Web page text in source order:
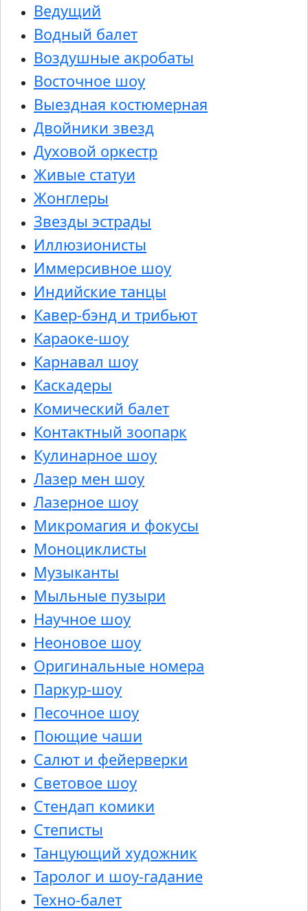
Ведущий
Водный балет
Воздушные акробаты
Восточное шоу
Выездная костюмерная
Двойники звезд
Духовой оркестр
Живые статуи
Жонглеры
Звезды эстрады
Иллюзионисты
Иммерсивное шоу
Индийские танцы
Кавер-бэнд и трибьют
Караоке-шоу
Карнавал шоу
Каскадеры
Комический балет
Контактный зоопарк
Кулинарное шоу
Лазер мен шоу
Лазерное шоу
Микромагия и фокусы
Моноциклисты
Музыканты
Мыльные пузыри
Научное шоу
Неоновое шоу
Оригинальные номера
Паркур-шоу
Песочное шоу
Поющие чаши
Салют и фейерверки
Световое шоу
Стендап комики
Степисты
Танцующий художник
Таролог и шоу-гадание
Техно-балет